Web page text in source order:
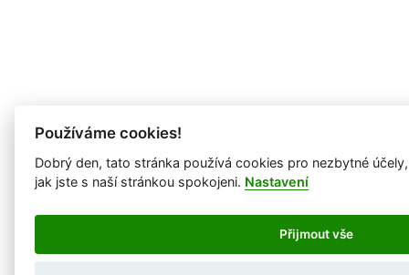
Používáme cookies!
Dobrý den, tato stránka používá cookies pro nezbytné
jak jste s naší stránkou spokojeni. Nastavení
Přijmout vše